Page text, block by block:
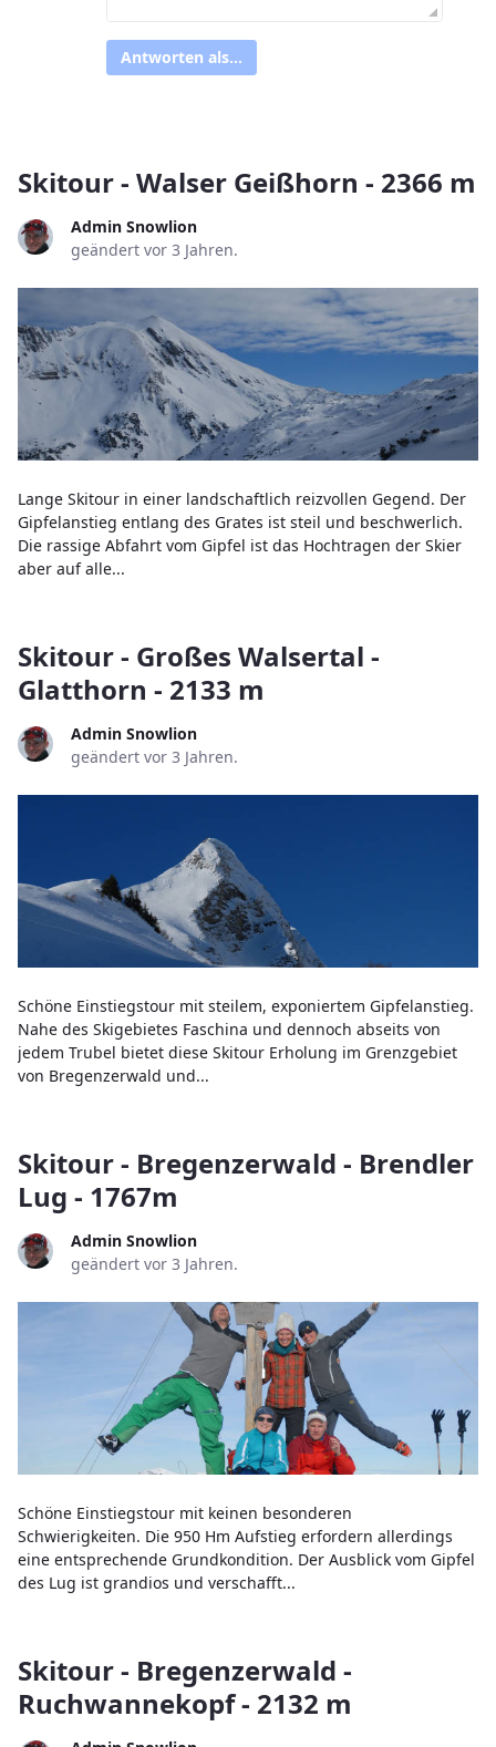
Antworten als...
Skitour - Walser Geißhorn - 2366 m
Admin Snowlion
geändert vor 3 Jahren.
Lange Skitour in einer landschaftlich reizvollen Gegend. Der
Gipfelanstieg entlang des Grates ist steil und beschwerlich.
Die rassige Abfahrt vom Gipfel ist das Hochtragen der Skier
aber auf alle...
Skitour - Großes Walsertal -
Glatthorn - 2133 m
Admin Snowlion
geändert vor 3 Jahren.
Schöne Einstiegstour mit steilem, exponiertem Gipfelanstieg.
Nahe des Skigebietes Faschina und dennoch abseits von
jedem Trubel bietet diese Skitour Erholung im Grenzgebiet
von Bregenzerwald und...
Skitour - Bregenzerwald - Brendler
Lug - 1767m
Admin Snowlion
geändert vor 3 Jahren.
Schöne Einstiegstour mit keinen besonderen
Schwierigkeiten. Die 950 Hm Aufstieg erfordern allerdings
eine entsprechende Grundkondition. Der Ausblick vom Gipfel
des Lug ist grandios und verschafft...
Skitour - Bregenzerwald -
Ruchwannekopf - 2132 m